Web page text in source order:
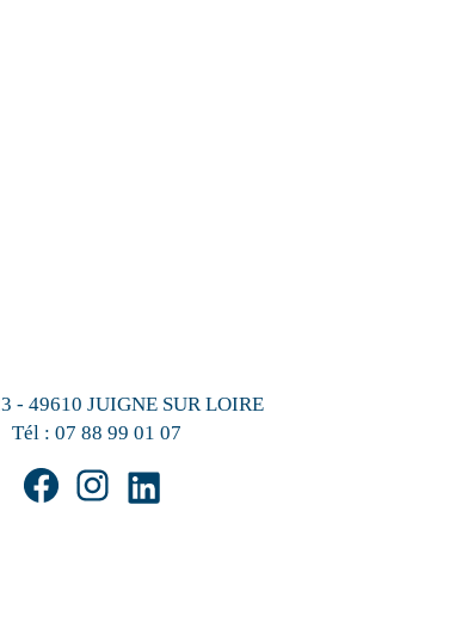
- 49610 JUIGNE SUR LOIRE
Tél : 07 88 99 01 07